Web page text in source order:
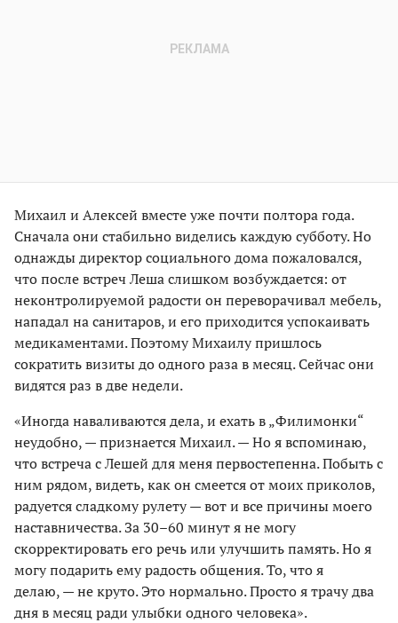
Михаил и Алексей вместе уже почти полтора года.
Сначала они стабильно виделись каждую субботу. Но
однажды директор социального дома пожаловался,
что после встреч Леша слишком возбуждается: от
неконтролируемой радости он переворачивал мебель,
нападал на санитаров, и его приходится успокаивать
медикаментами. Поэтому Михаилу пришлось
сократить визиты до одного раза в месяц. Сейчас они
видятся раз в две недели.
«Иногда наваливаются дела, и ехать в „Филимонки“
неудобно, — признается Михаил. — Но я вспоминаю,
что встреча с Лешей для меня первостепенна. Побыть с
ним рядом, видеть, как он смеется от моих приколов,
радуется сладкому рулету — вот и все причины моего
наставничества. За 30–60 минут я не могу
скорректировать его речь или улучшить память. Но я
могу подарить ему радость общения. То, что я
делаю, — не круто. Это нормально. Просто я трачу два
дня в месяц ради улыбки одного человека».